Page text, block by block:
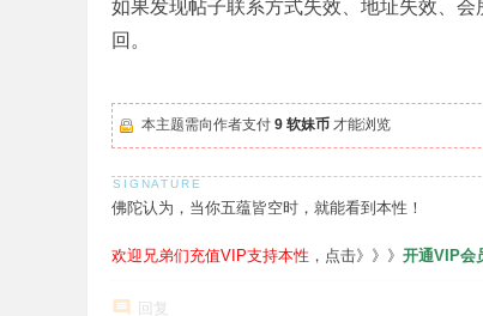
如果发现帖子联系方式失效、地址失效、
回。
本主题需向作者支付 9 软妹币 才能浏览
佛陀认为，当你五蕴皆空时，就能看到本性！
欢迎兄弟们充值VIP支持本性 ，点击》》》 开通VIP会
回复